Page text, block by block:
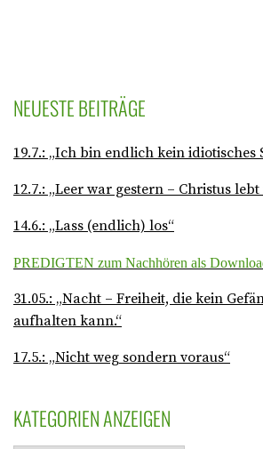
NEUESTE BEITRÄGE
19.7.: „Ich bin endlich kein idiotisches
12.7.: „Leer war gestern – Christus
14.6.: „Lass (endlich) los“
PREDIGTEN zum Nachhören als
31.05.: „Nacht – Freiheit, die kein
aufhalten kann.“
17.5.: „Nicht weg sondern voraus“
KATEGORIEN ANZEIGEN